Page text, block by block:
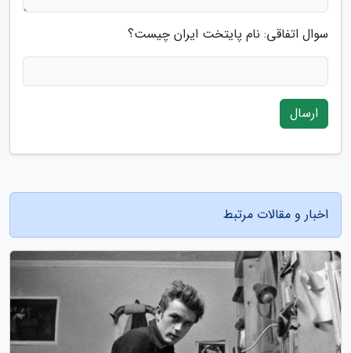
سوال اتفاقی: نام پایتخت ایران چیست؟
ارسال
اخبار و مقالات مرتبط